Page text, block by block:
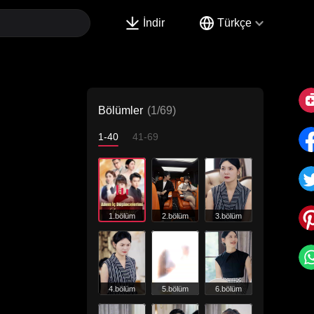
İndir Türkçe
Bölümler (1/69)
1-40 41-69
1.bölüm 2.bölüm 3.bölüm
4.bölüm 5.bölüm 6.bölüm